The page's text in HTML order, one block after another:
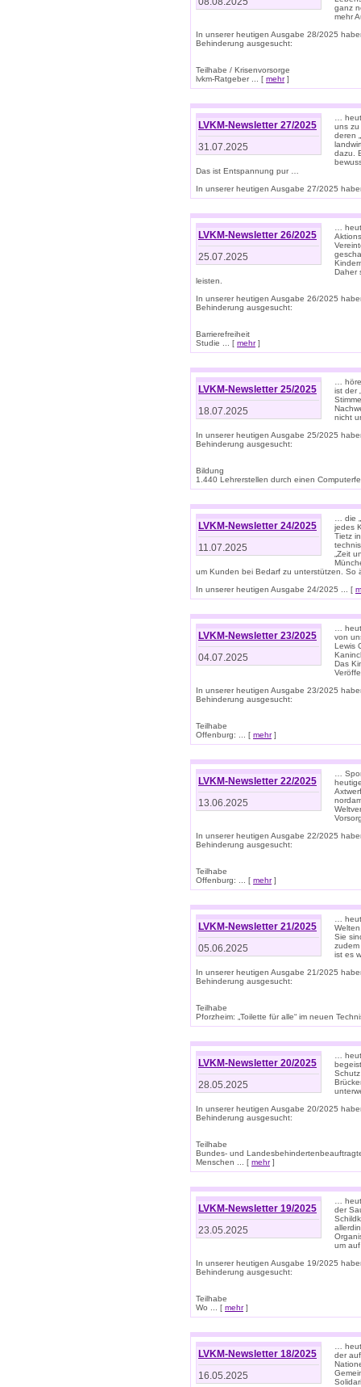
ganz
mehr
In unserer heutigen Ausgabe 28/2025
Behinderung ausgesucht:
Teilhabe / Krisenvorsorge
lvkm-Ratgeber ... [ mehr]
LVKM-Newsletter 27/2025
31.07.2025
…
uns zu
deren
dazu.
Das ist Entspannung pur …
In unserer heutigen Ausgabe 27/2025
LVKM-Newsletter 26/2025
25.07.2025
…
Daher
leisten.
In unserer heutigen Ausgabe 26/2025
Behinderung ausgesucht:
Barrierefreiheit
Studie ... [ mehr]
LVKM-Newsletter 25/2025
18.07.2025
…
ist der
nicht
In unserer heutigen Ausgabe 25/2025
Behinderung ausgesucht:
Bildung
1.440 Lehrerstellen durch einen
LVKM-Newsletter 24/2025
11.07.2025
… die
jedes
Tietz
„Zeit
um Kunden bei Bedarf zu unterstützen.
In unserer heutigen Ausgabe 24/2025 ... [
LVKM-Newsletter 23/2025
04.07.2025
…
von
Lewis
Das
In unserer heutigen Ausgabe 23/2025
Behinderung ausgesucht:
Teilhabe
Offenburg: ... [ mehr]
LVKM-Newsletter 22/2025
13.06.2025
…
In unserer heutigen Ausgabe 22/2025
Behinderung ausgesucht:
Teilhabe
Offenburg: ... [ mehr]
LVKM-Newsletter 21/2025
05.06.2025
…
Sie
ist es
In unserer heutigen Ausgabe 21/2025
Behinderung ausgesucht:
Teilhabe
Pforzheim: „Toilette für alle“ im neuen
LVKM-Newsletter 20/2025
28.05.2025
…
In unserer heutigen Ausgabe 20/2025
Behinderung ausgesucht:
Teilhabe
Bundes- und
Menschen ... [ mehr]
LVKM-Newsletter 19/2025
23.05.2025
…
der
um
In unserer heutigen Ausgabe 19/2025
Behinderung ausgesucht:
Teilhabe
Wo ... [ mehr]
LVKM-Newsletter 18/2025
16.05.2025
…
der